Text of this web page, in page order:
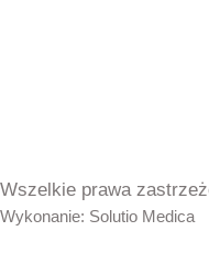
Wszelkie prawa
Wykonanie: Solutio Medica